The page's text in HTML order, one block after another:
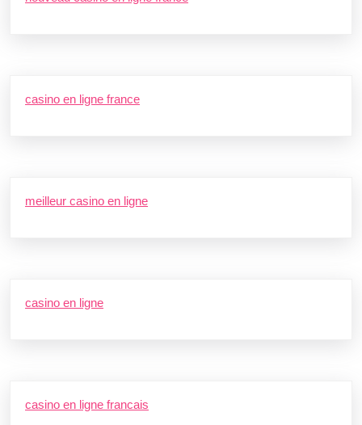
casino en ligne france
meilleur casino en ligne
casino en ligne
casino en ligne francais